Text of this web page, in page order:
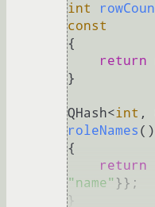
int
const
{
return
}
QHash<int
roleNames ()
{
return
"name" }};